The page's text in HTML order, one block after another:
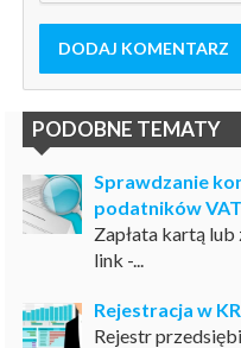
DODAJ KOMENTARZ
PODOBNE TEMATY
Sprawdzanie
podatników VAT
Zapłata kartą lub
link -...
Rejestracja w
Rejestr